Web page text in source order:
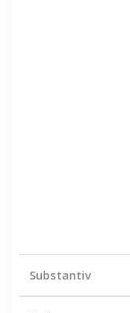
Substantiv